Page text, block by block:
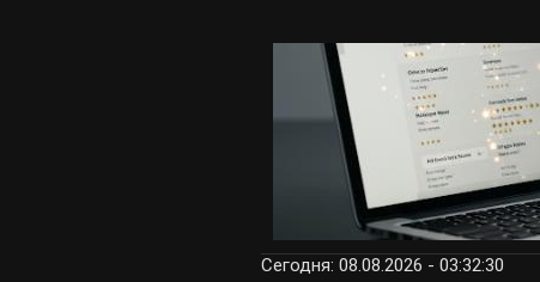
Сегодня: 08.08.2026 - 03:32:30